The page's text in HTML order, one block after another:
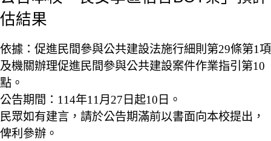
估結果
依據：促進民間參與公共建設法施行細則第29條第1項
及機關辦理促進民間參與公共建設案件作業指引第10
點。
公告期間：114年11月27日起10日。
民眾如有建言，請於公告期滿前以書面向本校提出，
俾利參辦。